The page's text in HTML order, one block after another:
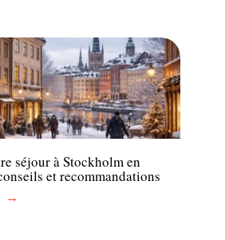
séjour à Stockholm en
et recommandations